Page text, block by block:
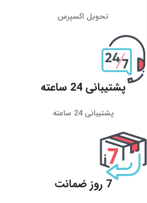
تحویل اکسپرس
پشتیبانی 24 ساعته
پشتیبانی 24 ساعته
7 روز ضمانت